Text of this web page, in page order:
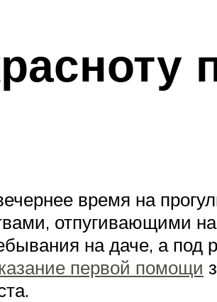
время на
отпугивающими
на даче, а под
первой помощи